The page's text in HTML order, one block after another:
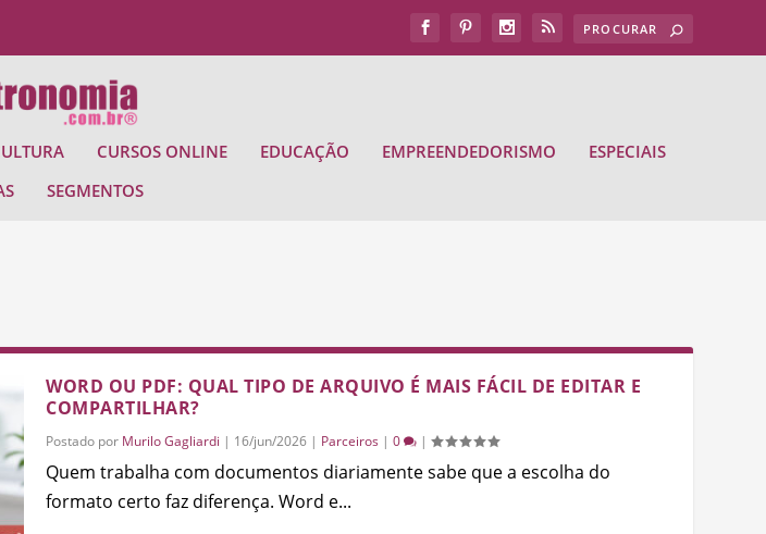
CURSOS ONLINE EDUCAÇÃO EMPREENDEDORISMO
ESPECIAIS
SEGMENTOS
WORD OU PDF: QUAL TIPO DE ARQUIVO É MAIS FÁCIL DE EDITAR E
COMPARTILHAR?
Postado por Murilo Gagliardi | 16/jun/2026 | Parceiros | 0 |
Quem trabalha com documentos diariamente sabe que a escolha do
formato certo faz diferença. Word e...